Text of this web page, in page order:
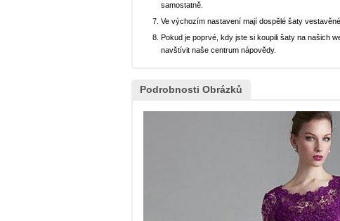
samostatně.
Ve výchozím nastavení mají dospělé šaty
Pokud je poprvé, kdy jste si koupili šaty na našich
navštívit naše centrum nápovědy.
Podrobnosti Obrázků